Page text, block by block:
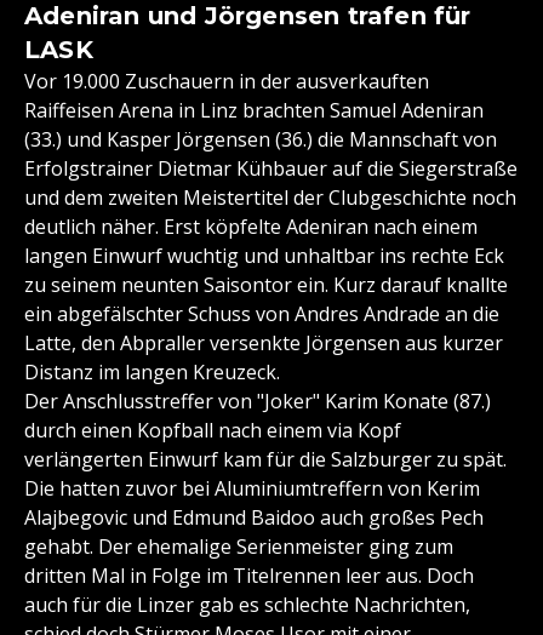
Adeniran und Jörgensen trafen für
LASK
Vor 19.000 Zuschauern in der ausverkauften
Raiffeisen Arena in Linz brachten Samuel Adeniran
(33.) und Kasper Jörgensen (36.) die Mannschaft von
Erfolgstrainer Dietmar Kühbauer auf die Siegerstraße
und dem zweiten Meistertitel der Clubgeschichte noch
deutlich näher. Erst köpfelte Adeniran nach einem
langen Einwurf wuchtig und unhaltbar ins rechte Eck
zu seinem neunten Saisontor ein. Kurz darauf knallte
ein abgefälschter Schuss von Andres Andrade an die
Latte, den Abpraller versenkte Jörgensen aus kurzer
Distanz im langen Kreuzeck.
Der Anschlusstreffer von "Joker" Karim Konate (87.)
durch einen Kopfball nach einem via Kopf
verlängerten Einwurf kam für die Salzburger zu spät.
Die hatten zuvor bei Aluminiumtreffern von Kerim
Alajbegovic und Edmund Baidoo auch großes Pech
gehabt. Der ehemalige Serienmeister ging zum
dritten Mal in Folge im Titelrennen leer aus. Doch
auch für die Linzer gab es schlechte Nachrichten,